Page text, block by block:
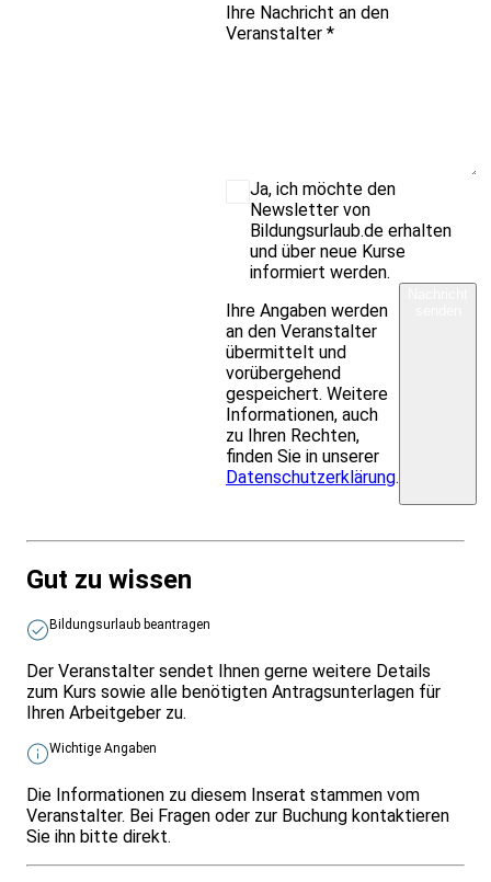
Ihre Nachricht an den
Veranstalter *
Ja, ich möchte den
Newsletter von
Bildungsurlaub.de erhalten
und über neue Kurse
informiert werden.
Ihre Angaben werden
an den Veranstalter
übermittelt und
vorübergehend
gespeichert. Weitere
Informationen, auch
zu Ihren Rechten,
finden Sie in unserer
Datenschutzerklärung.
Gut zu wissen
Bildungsurlaub beantragen
Der Veranstalter sendet Ihnen gerne weitere Details
zum Kurs sowie alle benötigten Antragsunterlagen für
Ihren Arbeitgeber zu.
Wichtige Angaben
Die Informationen zu diesem Inserat stammen vom
Veranstalter. Bei Fragen oder zur Buchung kontaktieren
Sie ihn bitte direkt.